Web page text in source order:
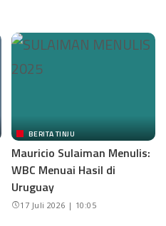
BERITA TINJU
Mauricio Sulaiman Menulis:
WBC Menuai Hasil di
Uruguay
17 Juli 2026 | 10:05